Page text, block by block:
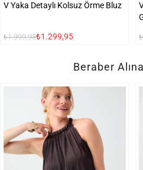
V Yaka Detaylı Kolsuz Örme Bluz
₺1.999,95₺1.299,95
Beraber